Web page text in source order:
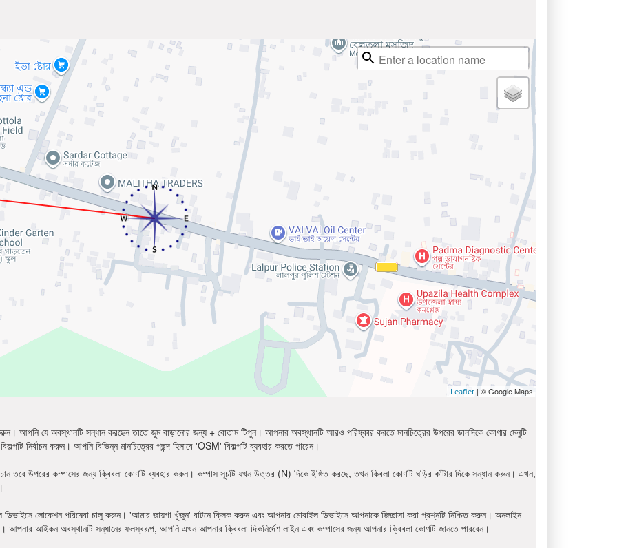
Leaflet | © Google Maps
করুন। আপনি যে অবস্থানটি সন্ধান করছেন তাতে জুম বাড়ানোর জন্য + বোতাম টিপুন। আপনার অবস্থানটি আরও পরিষ্কার করতে মানচিত্রের উপরের ডানদিকে কোণার মেনুটি
নির্বাচন করুন। আপনি বিভিন্ন মানচিত্রের পছন্দ হিসাবে 'OSM' বিকল্পটি ব্যবহার করতে পারেন।
তবে উপরের কম্পাসের জন্য ক্বিবলা কোণটি ব্যবহার করুন। কম্পাস সূচটি যখন উত্তর (N) দিকে ইঙ্গিত করছে, তখন কিবলা কোণটি ঘড়ির কাঁটার দিকে সন্ধান করুন। এখন,
লোকেশন পরিষেবা চালু করুন। 'আমার জায়গা খুঁজুন' বাটনে ক্লিক করুন এবং আপনার মোবাইল ডিভাইসে আপনাকে জিজ্ঞাসা করা প্রশ্নটি নিশ্চিত করুন। অনলাইন
আইকন অবস্থানটি সন্ধানের ফলস্বরূপ, আপনি এখন আপনার ক্বিবলা দিকনির্দেশ লাইন এবং কম্পাসের জন্য আপনার ক্বিবলা কোণটি জানতে পারবেন।